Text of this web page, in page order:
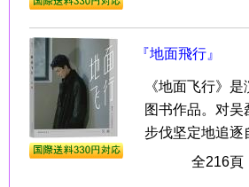
『地面飛行』
《地面飞行》
图书作品。对
步伐坚定地追逐
全216